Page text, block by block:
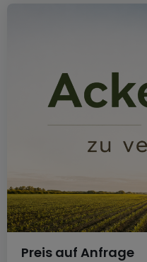
Preis auf Anfrage